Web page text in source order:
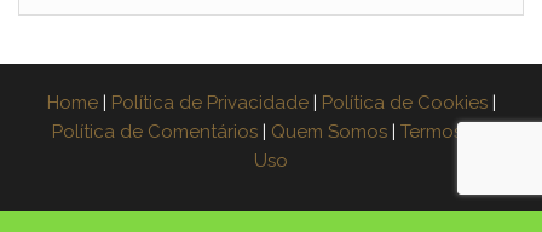
Home | Política de Privacidade | Política de Cookies |
Política de Comentários | Quem Somos | Termos de
Uso